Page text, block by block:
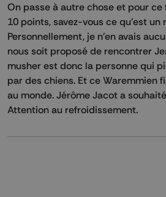
On passe à autre chose et pour ce
10 points, savez-vous ce qu'est un
Personnellement, je n'en avais
nous soit proposé de rencontrer
musher est donc la personne qui
par des chiens. Et ce Waremmien
au monde. Jérôme Jacot a
Attention au refroidissement.